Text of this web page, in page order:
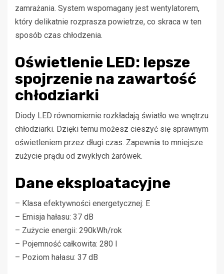
zamrażania. System wspomagany jest wentylatorem,
który delikatnie rozprasza powietrze, co skraca w ten
sposób czas chłodzenia.
Oświetlenie LED: lepsze
spojrzenie na zawartość
chłodziarki
Diody LED równomiernie rozkładają światło we wnętrzu
chłodziarki. Dzięki temu możesz cieszyć się sprawnym
oświetleniem przez długi czas. Zapewnia to mniejsze
zużycie prądu od zwykłych żarówek.
Dane eksploatacyjne
– Klasa efektywności energetycznej: E
– Emisja hałasu: 37 dB
– Zużycie energii: 290kWh/rok
– Pojemność całkowita: 280 l
– Poziom hałasu: 37 dB